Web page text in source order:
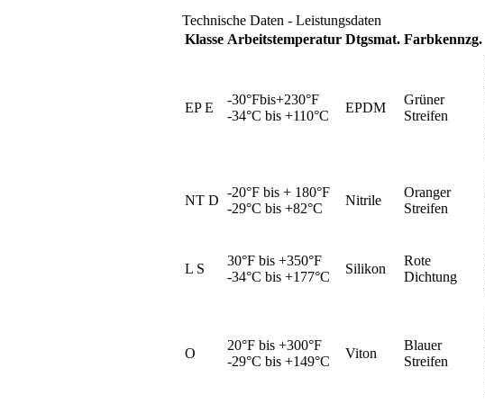
Technische Daten - Leistungsdaten
Klasse Arbeitstemperatur Dtgsmat. Farbkennzg.
EP E
-30°Fbis+230°F
-34°C bis +110°C
EPDM
Grüner
Streifen
NT D
-20°F bis + 180°F
-29°C bis +82°C
Nitrile
Oranger
Streifen
L S
30°F bis +350°F
-34°C bis +177°C
Silikon
Rote
Dichtung
O
20°F bis +300°F
-29°C bis +149°C
Viton
Blauer
Streifen